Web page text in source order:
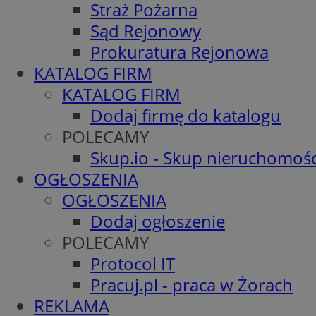
Straż Pożarna
Sąd Rejonowy
Prokuratura Rejonowa
KATALOG FIRM
KATALOG FIRM
Dodaj firmę do katalogu
POLECAMY
Skup.io - Skup
OGŁOSZENIA
OGŁOSZENIA
Dodaj ogłoszenie
POLECAMY
Protocol IT
Pracuj.pl - praca w Żorach
REKLAMA